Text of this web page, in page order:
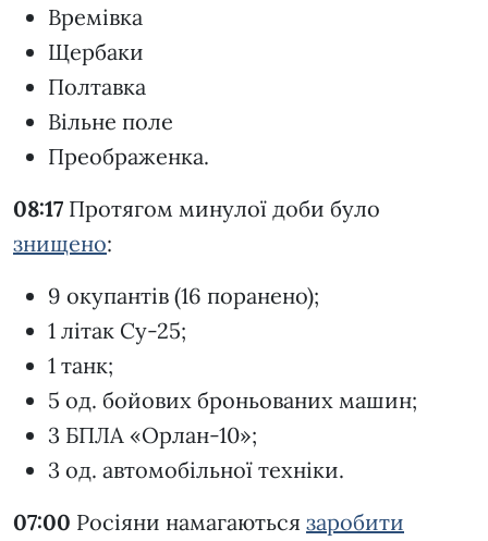
Времівка
Щербаки
Полтавка
Вільне поле
Преображенка.
08:17 Протягом минулої доби було
знищено:
9 окупантів (16 поранено);
1 літак Су-25;
1 танк;
5 од. бойових броньованих машин;
3 БПЛА «Орлан-10»;
3 од. автомобільної техніки.
07:00 Росіяни намагаються заробити